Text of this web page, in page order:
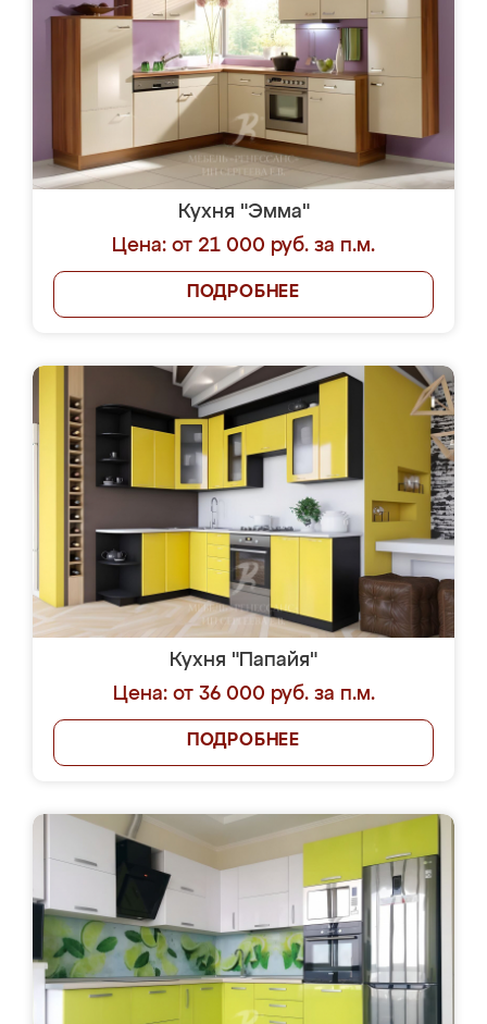
Кухня "Эмма"
Цена: от 21 000 руб. за п.м.
ПОДРОБНЕЕ
Кухня "Папайя"
Цена: от 36 000 руб. за п.м.
ПОДРОБНЕЕ